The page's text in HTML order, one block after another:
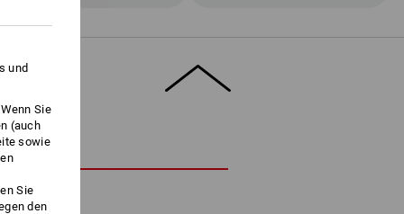
und
Sie
(auch
sowie
Sie
den